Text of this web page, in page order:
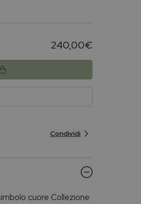
240,00€
Condividi
cuore Collezione